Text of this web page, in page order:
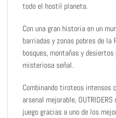
todo el hostil planeta.
Con una gran historia en un
barriadas y zonas pobres de la
bosques, montañas y
misteriosa señal.
Combinando tiroteos intensos
arsenal mejorable,
juego gracias a uno de los